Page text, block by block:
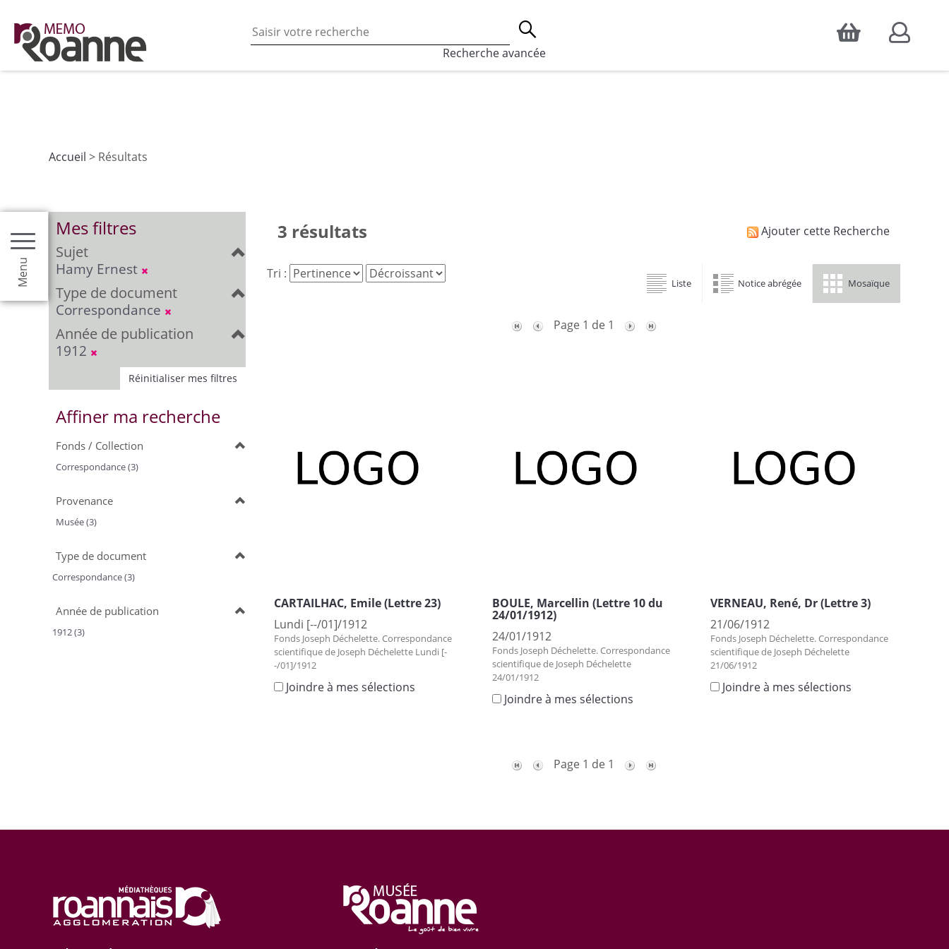
Accepter
En poursuivant votre navigation sur ce site vous acceptez l’utilisation des cookies, qui sont utilisés à des fins de statistiques d'audience, ainsi que pour
les fonctionnalités de partages de contenu sur les réseaux sociaux.
Recherche avancée
Menu
Accueil > Résultats
Mes filtres
Sujet
Hamy Ernest
Type de document
Correspondance
Année de publication
1912
Réinitialiser mes filtres
Affiner ma recherche
Fonds / Collection
Correspondance (3)
Provenance
Musée (3)
Type de document
Correspondance (3)
Année de publication
1912 (3)
3 résultats Ajouter cette Recherche
Tri :
Liste Notice abrégée Mosaïque
Page 1 de 1
CARTAILHAC, Emile (Lettre 23)
Lundi [--/01]/1912
Fonds Joseph Déchelette. Correspondance
scientifique de Joseph Déchelette Lundi [-
-/01]/1912
Joindre à mes sélections
BOULE, Marcellin (Lettre 10 du
24/01/1912)
24/01/1912
Fonds Joseph Déchelette. Correspondance
scientifique de Joseph Déchelette
24/01/1912
Joindre à mes sélections
VERNEAU, René, Dr (Lettre 3)
21/06/1912
Fonds Joseph Déchelette. Correspondance
scientifique de Joseph Déchelette
21/06/1912
Joindre à mes sélections
Page 1 de 1